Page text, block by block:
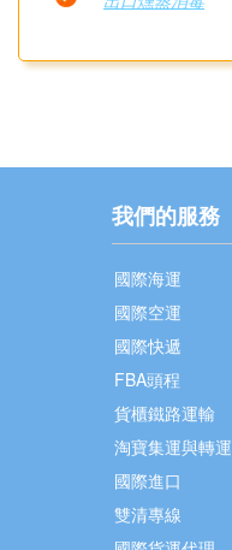
我們的服務
國際海運
國際空運
國際快遞
FBA頭程
貨櫃鐵路運輸
淘寶集運與轉運
國際進口
雙清專線